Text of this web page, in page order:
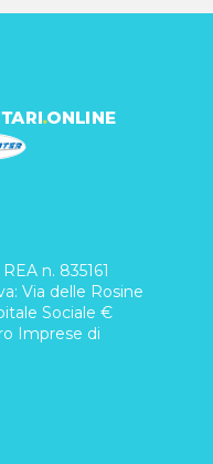
n. 835161
Via delle Rosine
Sociale €
Imprese di